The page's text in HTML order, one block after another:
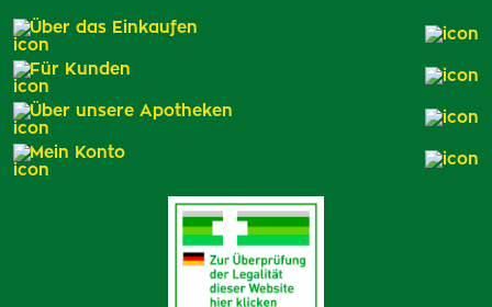
Über das Einkaufen
Für Kunden
Über unsere Apotheken
Mein Konto